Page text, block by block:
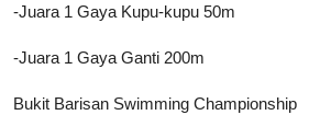
-Juara 1 Gaya Kupu-kupu 50m
-Juara 1 Gaya Ganti 200m
Bukit Barisan Swimming Championship